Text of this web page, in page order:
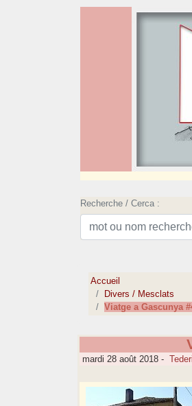
Recherche / Cerca :
Accueil
Divers / Mesclats
Viatge a Gascunya
mardi 28 août 2018 -